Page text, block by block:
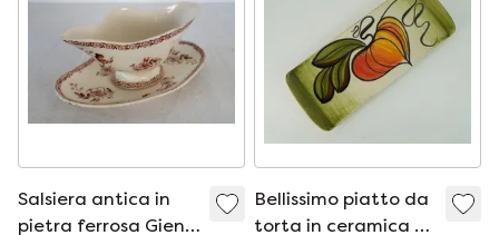
Salsiera antica in
pietra ferrosa Gien,
Bellissimo piatto da
torta in ceramica di